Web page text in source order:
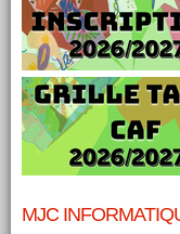
MJC